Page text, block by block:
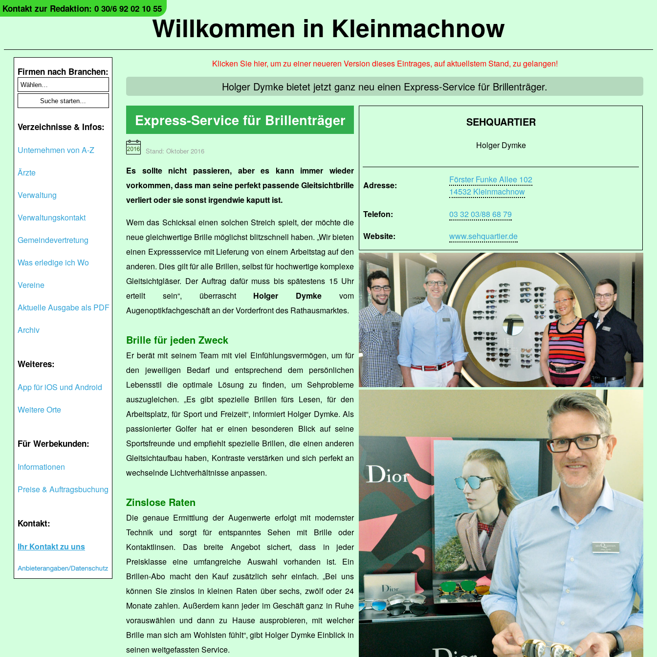
Willkommen in Kleinmachnow
Kontakt zur Redaktion: 0 30/6 92 02 10 55
Firmen nach Branchen:
Verzeichnisse & Infos:
Unternehmen von A-Z
Ärzte
Verwaltung
Verwaltungskontakt
Gemeindevertretung
Was erledige ich Wo
Vereine
Aktuelle Ausgabe als PDF
Archiv
Weiteres:
App für iOS und Android
Weitere Orte
Für Werbekunden:
Informationen
Preise & Auftragsbuchung
Kontakt:
Ihr Kontakt zu uns
Klicken Sie hier, um zu einer neueren Version dieses Eintrages, auf aktuellstem Stand, zu gelangen!
Holger Dymke bietet jetzt ganz neu einen Express-Service für Brillenträger.
SEHQUARTIER
Holger Dymke
Adresse:
Förster Funke Allee 102
14532 Kleinmachnow
Telefon:
03 32 03/88 68 79
Website:
www.sehquartier.de
Express-Service für Brillenträger
Stand: Oktober 2016
Es sollte nicht passieren, aber es kann immer wieder
vorkommen, dass man seine perfekt passende Gleitsichtbrille
verliert oder sie sonst irgendwie kaputt ist.
Wem das Schicksal einen solchen Streich spielt, der möchte die
neue gleichwertige Brille möglichst blitzschnell haben. „Wir bieten
einen Expressservice mit Lieferung von einem Arbeitstag auf den
anderen. Dies gilt für alle Brillen, selbst für hochwertige komplexe
Gleitsichtgläser. Der Auftrag dafür muss bis spätestens 15 Uhr
erteilt sein“, überrascht Holger Dymke vom
Augenoptikfachgeschäft an der Vorderfront des Rathausmarktes.
Brille für jeden Zweck
Er berät mit seinem Team mit viel Einfühlungsvermögen, um für
den jeweiligen Bedarf und entsprechend dem persönlichen
Lebensstil die optimale Lösung zu finden, um Sehprobleme
auszugleichen. „Es gibt spezielle Brillen fürs Lesen, für den
Arbeitsplatz, für Sport und Freizeit“, informiert Holger Dymke. Als
passionierter Golfer hat er einen besonderen Blick auf seine
Sportsfreunde und empfiehlt spezielle Brillen, die einen anderen
Gleitsichtaufbau haben, Kontraste verstärken und sich perfekt an
wechselnde Lichtverhältnisse anpassen.
Zinslose Raten
Die genaue Ermittlung der Augenwerte erfolgt mit modernster
Technik und sorgt für entspanntes Sehen mit Brille oder
Kontaktlinsen. Das breite Angebot sichert, dass in jeder
Preisklasse eine umfangreiche Auswahl vorhanden ist. Ein
Brillen-Abo macht den Kauf zusätzlich sehr einfach. „Bei uns
können Sie zinslos in kleinen Raten über sechs, zwölf oder 24
Monate zahlen. Außerdem kann jeder im Geschäft ganz in Ruhe
vorauswählen und dann zu Hause ausprobieren, mit welcher
Brille man sich am Wohlsten fühlt“, gibt Holger Dymke Einblick in
seinen weitgefassten Service.